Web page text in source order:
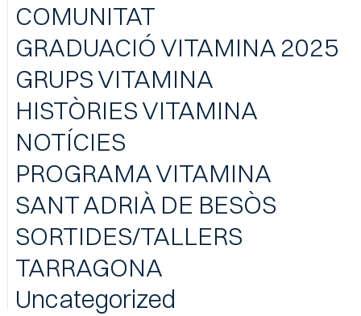
COMUNITAT
GRADUACIÓ VITAMINA 2025
GRUPS VITAMINA
HISTÒRIES VITAMINA
NOTÍCIES
PROGRAMA VITAMINA
SANT ADRIÀ DE BESÒS
SORTIDES/TALLERS
TARRAGONA
Uncategorized